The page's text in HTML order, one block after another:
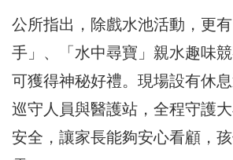
公所指出，除戲水池活動，更
手」、「水中尋寶」親水趣味
可獲得神秘好禮。現場設有休
巡守人員與醫護站，全程守護
安全，讓家長能夠安心看顧，